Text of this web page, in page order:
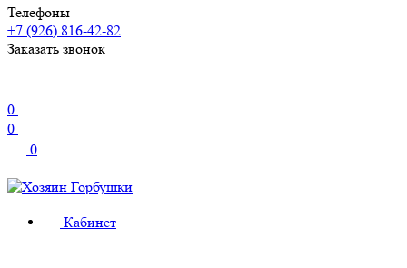
Телефоны
+7 (926) 816-42-82
Заказать звонок
0
0
0
Кабинет